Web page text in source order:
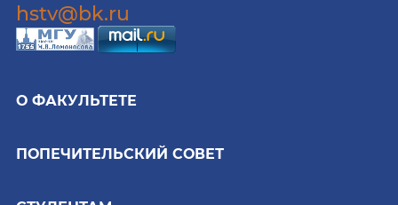
hstv@bk.ru
О ФАКУЛЬТЕТЕ
ПОПЕЧИТЕЛЬСКИЙ СОВЕТ